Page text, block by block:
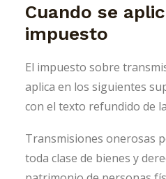
Cuando se
impuesto
El impuesto sobre
aplica en los siguientes
con el texto refundido de
Transmisiones onerosas
toda clase de bienes y